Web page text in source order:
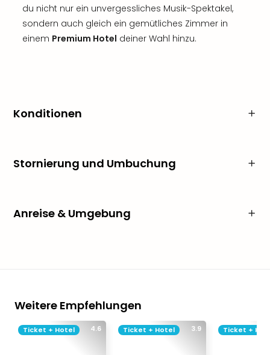
du nicht nur ein unvergessliches Musik-Spektakel,
sondern auch gleich ein gemütliches Zimmer in
einem Premium Hotel deiner Wahl hinzu.
Konditionen
Stornierung und Umbuchung
Anreise & Umgebung
Weitere Empfehlungen
4.6
Ticket + Hotel 3.9
Ticket + Hotel Ticket +